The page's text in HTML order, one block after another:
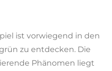
ist vorwiegend in den
zu entdecken. Die
Phänomen liegt